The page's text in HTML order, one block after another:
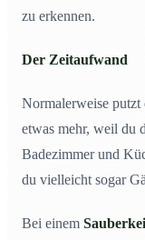
zu erkennen.
Der Zeitaufwand
Normalerweise putzt
etwas mehr, weil du
Badezimmer und
du vielleicht sogar
Bei einem